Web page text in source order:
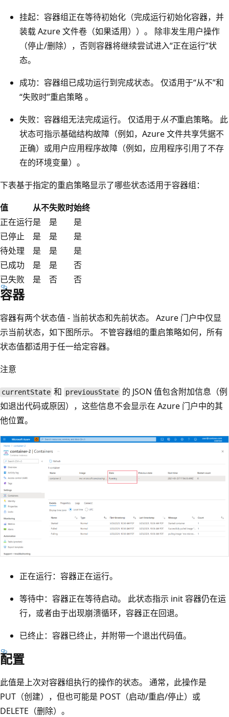
挂起：容器组正在等待初始化（完成运行初始化容器，并
装载 Azure 文件卷（如果适用））。 除非发生用户操作
（停止/删除），否则容器将继续尝试进入“正在运行”状
态。
成功：容器组已成功运行到完成状态。 仅适用于“从不”和
“失败时”重启策略 。
失败：容器组无法完成运行。 仅适用于从不重启策略。 此
状态可指示基础结构故障（例如，Azure 文件共享凭据不
正确）或用户应用程序故障（例如，应用程序引用了不存
在的环境变量）。
下表基于指定的重启策略显示了哪些状态适用于容器组：
值
从不失败时始终
正在运行是 是
是
已停止
是 是
是
待处理
是 是
是
已成功
是 是
否
已失败
是 否 否
容器
容器有两个状态值 - 当前状态和先前状态。 Azure 门户中仅显
示当前状态，如下图所示。 不管容器组的重启策略如何，所有
状态值都适用于任一给定容器。
注意
currentState 和 previousState 的 JSON 值包含附加信息（例
如退出代码或原因），这些信息不会显示在 Azure 门户中的其
他位置。
正在运行：容器正在运行。
等待中：容器正在等待启动。 此状态指示 init 容器仍在运
行，或者由于出现崩溃循环，容器正在回退。
已终止：容器已终止，并附带一个退出代码值。
配置
此值是上次对容器组执行的操作的状态。 通常，此操作是
PUT（创建），但也可能是 POST（启动/重启/停止）或
DELETE（删除）。